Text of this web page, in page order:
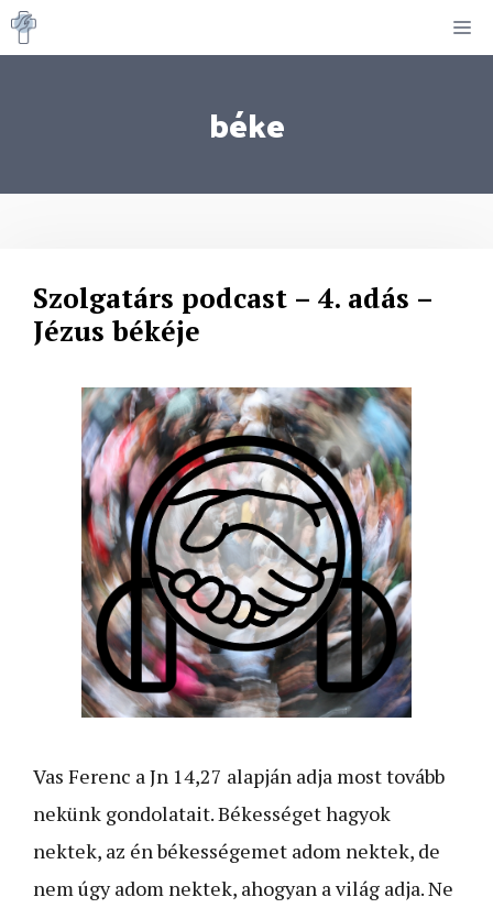
Kilépés
a
béke
Szolgatárs podcast – 4. adás –
Jézus békéje
Vas Ferenc a Jn 14,27 alapján adja most tovább
nekünk gondolatait. Békességet hagyok
nektek, az én békességemet adom nektek, de
nem úgy adom nektek, ahogyan a világ adja. Ne